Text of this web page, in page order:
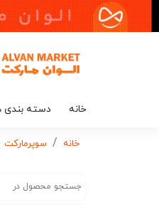
خانه دسته بندی
خانه سوپرمارکت